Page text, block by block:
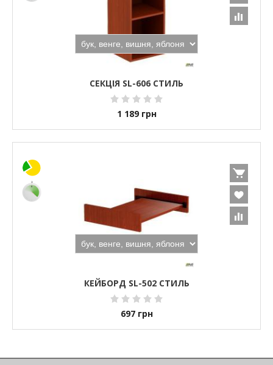
СЕКЦІЯ SL-606 СТИЛЬ
1 189 грн
КЕЙБОРД SL-502 СТИЛЬ
697 грн